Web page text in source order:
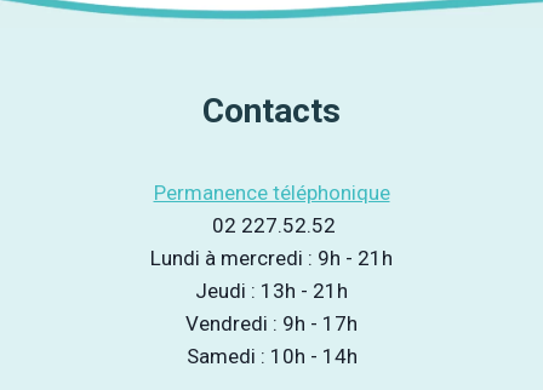
Contacts
Permanence téléphonique
02 227.52.52
Lundi à mercredi : 9h - 21h
Jeudi : 13h - 21h
Vendredi : 9h - 17h
Samedi : 10h - 14h